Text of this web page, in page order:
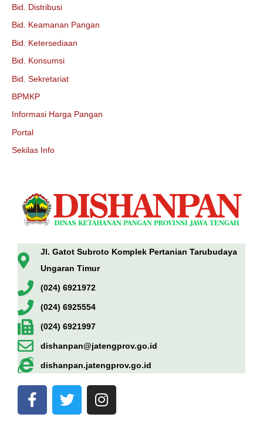
Bid. Distribusi
Bid. Keamanan Pangan
Bid. Ketersediaan
Bid. Konsumsi
Bid. Sekretariat
BPMKP
Informasi Harga Pangan
Portal
Sekilas Info
Jl. Gatot Subroto Komplek Pertanian Tarubudaya
Ungaran Timur
(024) 6921972
(024) 6925554
(024) 6921997
dishanpan@jatengprov.go.id
dishanpan.jatengprov.go.id
F
a
T
w
I
n